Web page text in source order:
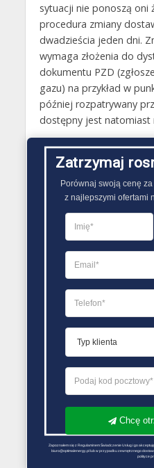
sytuacji nie ponoszą oni
procedura zmiany
dwadzieścia jeden dni.
wymaga złożenia do
dokumentu PZD
gazu) na przykład w
później rozpatrywany
dostępny jest natomiast
Gazy techniczne
Butle gazowe Bytom
Gaz płynny Bytom
LPG Bytom Odrzański
Dostawcy gazu
Zatrzymaj
Porównaj swoją cenę
z najlepszymi ofertami
Chcę
Zapoznałem się z Regulaminem Świadczenie Usług i go
biuro@optimalenergy.pl lub w przypadku zewnętrznego
polityce